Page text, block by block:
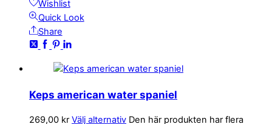
Wishlist
Quick Look
Share
Keps american water spaniel
269,00 kr Välj alternativ Den här produkten har flera